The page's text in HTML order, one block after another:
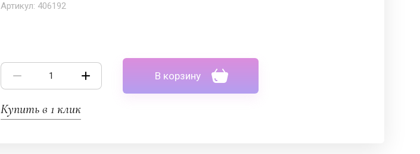
Артикул: 406192
В корзину
Купить в 1 клик